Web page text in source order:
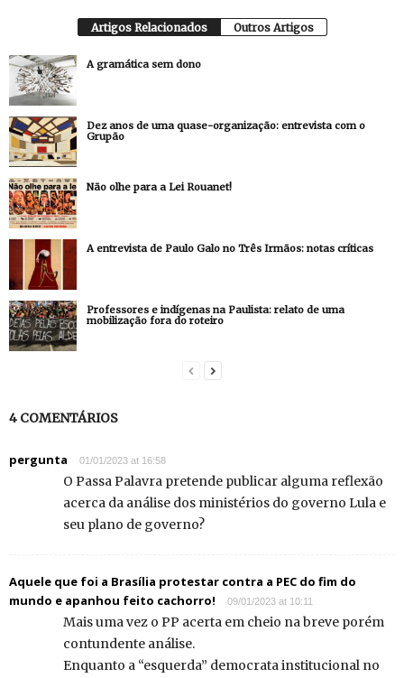
Artigos Relacionados Outros Artigos
A gramática sem dono
Dez anos de uma quase-organização: entrevista com o
Grupão
Não olhe para a Lei Rouanet!
A entrevista de Paulo Galo no Três Irmãos: notas críticas
Professores e indígenas na Paulista: relato de uma
mobilização fora do roteiro
4 COMENTÁRIOS
pergunta 01/01/2023 at 16:58
O Passa Palavra pretende publicar alguma reflexão
acerca da análise dos ministérios do governo Lula e
seu plano de governo?
Aquele que foi a Brasília protestar contra a PEC do fim do
mundo e apanhou feito cachorro!
09/01/2023 at 10:11
Mais uma vez o PP acerta em cheio na breve porém
contundente análise.
Enquanto a “esquerda” democrata institucional no